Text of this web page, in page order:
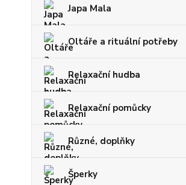
Japa Mala
Oltáře a rituální potřeby
Relaxační hudba
Relaxační pomůcky
Různé, doplňky
Šperky